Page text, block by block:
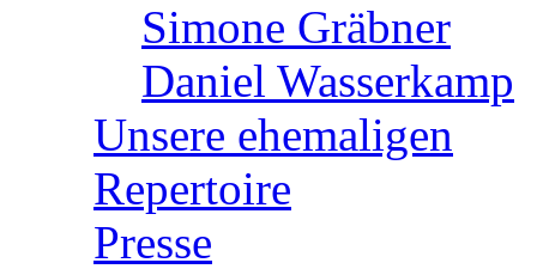
Simone Gräbner
Daniel Wasserkamp
Unsere ehemaligen
Repertoire
Presse